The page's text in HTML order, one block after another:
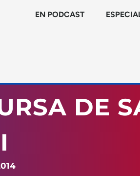
EN PODCAST
DE